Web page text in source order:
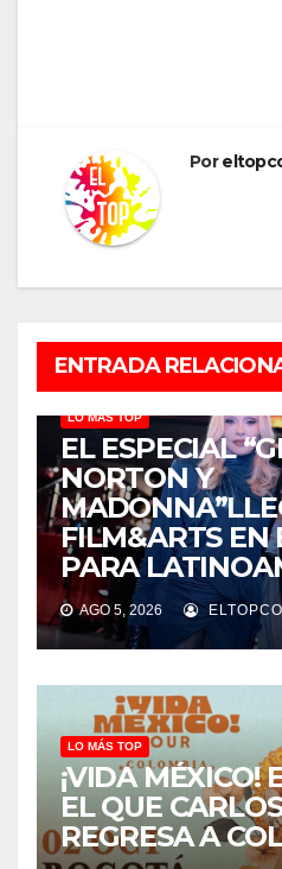
Por
ENTRADA
LO MÁS TOP
EL ESPECIAL
NORTON Y
FILM&ARTS EN
PARA
AGO 5, 2026
LO MÁS TOP
¡VIDA MÉXICO!
EL QUE
REGRESA A